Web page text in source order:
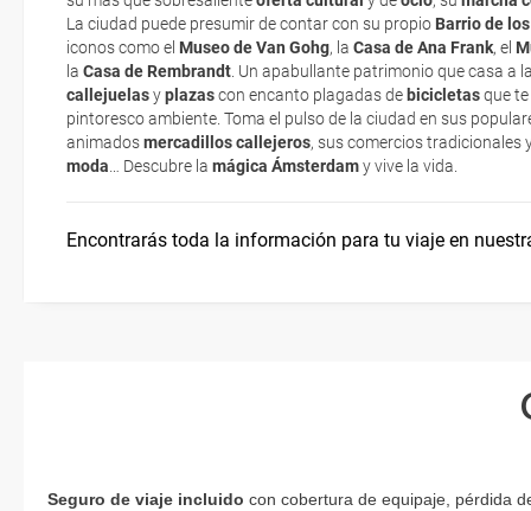
La ciudad puede presumir de contar con su propio Barrio de
iconos como el Museo de Van Gohg, la Casa de Ana Frank, el
la Casa de Rembrandt . Un apabullante patrimonio que casa a
callejuelasyplazascon encanto plagadas de bicicletasque
pintoresco ambiente. Toma el pulso de la ciudad en sus
animadosmercadillos callejeros, sus comercios tradicionales
moda … Descubre la mágica Ámsterdamy vive la vida.
Encontrarás toda la información para tu viaje en
¿Cómo moverse por Holanda?
Viajar en bicicleta
exigen la presentación de la tarjeta de embarque (que deberás
no te carguen un suplemento extra en el mismo aeropuerto.
En caso de tener que enviarte la documentación de un paquete
te enviaremos la documentación de tu reserva alrededor de 10
imprimir y llevar contigo en el viaje.
Esta documentación te será requerida en el mostrador de la
Seguro de viaje incluido con cobertura de equipaje, pérdida